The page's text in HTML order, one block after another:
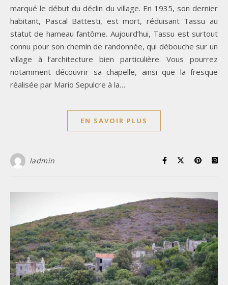
marqué le début du déclin du village. En 1935, son dernier
habitant, Pascal Battesti, est mort, réduisant Tassu au
statut de hameau fantôme. Aujourd’hui, Tassu est surtout
connu pour son chemin de randonnée, qui débouche sur un
village à l’architecture bien particulière. Vous pourrez
notamment découvrir sa chapelle, ainsi que la fresque
réalisée par Mario Sepulcre à la…
EN SAVOIR PLUS
ladmin